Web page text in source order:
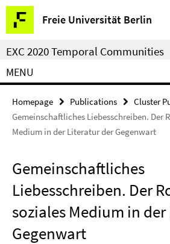
Springe
direkt
zu
Inhalt
Freie Universität Berlin
Service
Navigation
EXC 2020 Temporal Communities
MENU
Homepage Publications
Cluster
Gemeinschaftliches Liebesschreiben. Der
Medium in der Literatur der Gegenwart
Gemeinschaftliches
Liebesschreiben. Der
soziales Medium in
Gegenwart